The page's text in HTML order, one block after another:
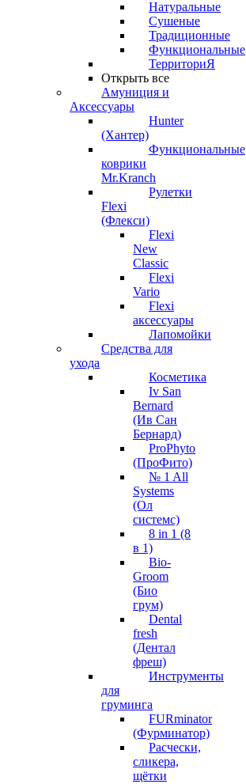
Натуральные
Сушеные
Традиционные
Функциональные
ТерриториЯ
Открыть все
Амуниция и
Аксессуары
Hunter
(Хантер)
Функциональные
коврики
Mr.Kranch
Рулетки
Flexi
(Флекси)
Flexi
New
Classic
Flexi
Vario
Flexi
аксессуары
Лапомойки
Средства для
ухода
Косметика
Iv San
Bernard
(Ив Сан
Бернард)
ProPhyto
(ПроФито)
№ 1 All
Systems
(Ол
системс)
8 in 1 (8
в 1)
Bio-
Groom
(Био
грум)
Dental
fresh
(Дентал
фреш)
Инструменты
для
груминга
FURminator
(Фурминатор)
Расчески,
сликера,
щётки